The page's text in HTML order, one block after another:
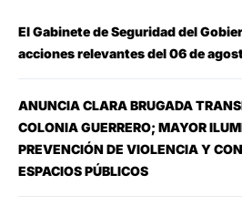
El Gabinete de Seguridad del
acciones relevantes del 06 de
ANUNCIA CLARA BRUGADA
COLONIA GUERRERO; MAYOR
PREVENCIÓN DE VIOLENCIA Y
ESPACIOS PÚBLICOS